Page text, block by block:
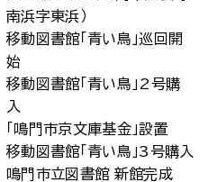
南浜字東浜）
移動図書館「青い鳥」巡回開
始
移動図書館「青い鳥」2号購
入
「鳴門市京文庫基金」設置
移動図書館「青い鳥」3号購入
鳴門市立図書館 新館完成